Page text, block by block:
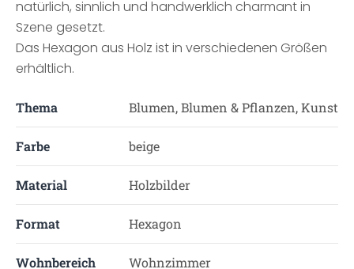
natürlich, sinnlich und handwerklich charmant in
Szene gesetzt.
Das Hexagon aus Holz ist in verschiedenen Größen
erhältlich.
Thema Blumen, Blumen & Pflanzen, Kunst
Farbe beige
Material Holzbilder
Format Hexagon
Wohnbereich Wohnzimmer